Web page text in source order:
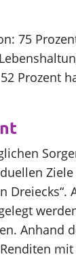
75
Prozent